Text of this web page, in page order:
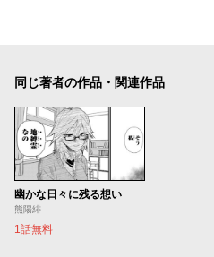
同じ著者の作品・関連作品
幽かな日々に残る想い
熊陽緋
1話無料